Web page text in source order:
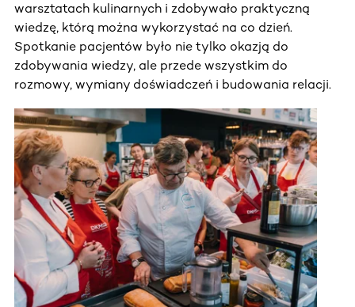
warsztatach kulinarnych i zdobywało praktyczną
wiedzę, którą można wykorzystać na co dzień.
Spotkanie pacjentów było nie tylko okazją do
zdobywania wiedzy, ale przede wszystkim do
rozmowy, wymiany doświadczeń i budowania relacji.